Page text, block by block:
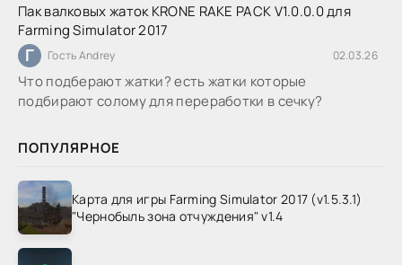
Пак валковых жаток KRONE RAKE PACK V1.0.0.0 для
Farming Simulator 2017
Г Гость Andrey 02.03.26
Что подберают жатки? есть жатки которые
подбирают солому для переработки в сечку?
ПОПУЛЯРНОЕ
Карта для игры Farming Simulator 2017 (v1.5.3.1)
"Чернобыль зона отчуждения" v1.4